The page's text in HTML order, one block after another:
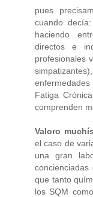
pues
cuando
haciendo
directos e
profesionales
Fatiga
comprenden
Valoro
el caso de
una gran
que tanto
los SQM